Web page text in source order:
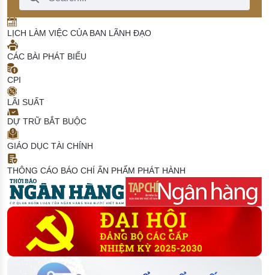
LỊCH LÀM VIỆC CỦA BAN LÃNH ĐẠO
CÁC BÀI PHÁT BIỂU
CPI
LÃI SUẤT
DỰ TRỮ BẮT BUỘC
GIÁO DỤC TÀI CHÍNH
THÔNG CÁO BÁO CHÍ ẤN PHẨM PHÁT HÀNH